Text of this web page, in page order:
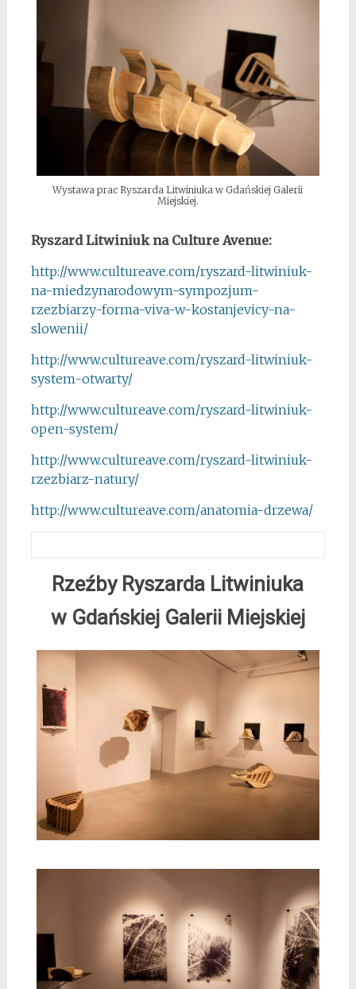
Wystawa prac Ryszarda Litwiniuka w Gdańskiej Galerii
Miejskiej.
Ryszard Litwiniuk na Culture Avenue:
http://www.cultureave.com/ryszard-litwiniuk-
na-miedzynarodowym-sympozjum-
rzezbiarzy-forma-viva-w-kostanjevicy-na-
slowenii/
http://www.cultureave.com/ryszard-litwiniuk-
system-otwarty/
http://www.cultureave.com/ryszard-litwiniuk-
open-system/
http://www.cultureave.com/ryszard-litwiniuk-
rzezbiarz-natury/
http://www.cultureave.com/anatomia-drzewa/
Rzeźby Ryszarda Litwiniuka
w Gdańskiej Galerii Miejskiej